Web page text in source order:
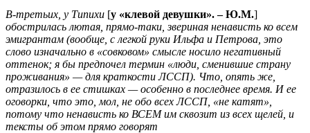
В-третьих, у Типихи [у «клевой девушки». – Ю.М.]
обострилась лютая, прямо-таки, звериная ненависть ко всем
эмигрантам (вообще, с легкой руки Ильфа и Петрова, это
слово изначально в «совковом» смысле носило негативный
оттенок; я бы предпочел термин «люди, сменившие страну
проживания» — для краткости ЛССП). Что, опять же,
отразилось в ее стишках — особенно в последнее время. И ее
оговорки, что это, мол, не обо всех ЛССП, «не катят»,
потому что ненависть ко ВСЕМ им сквозит из всех щелей, и
тексты об этом прямо говорят